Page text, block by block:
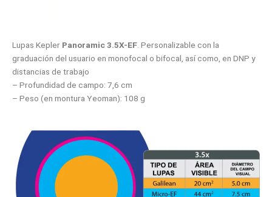
Lupas Kepler Panoramic 3.5X-EF . Personalizable con la
graduación del usuario en monofocal o bifocal, así como, en DNP y
distancias de trabajo
– Profundidad de campo: 7,6 cm
– Peso (en montura Yeoman): 108 g